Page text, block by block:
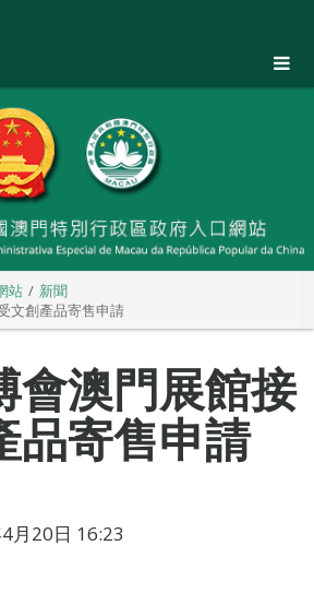
站
新聞
文創產品寄售申請
會澳門展館接
品寄售申請
月20日 16:23